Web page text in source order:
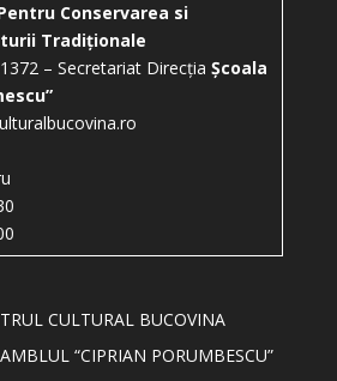
Conservarea si
Tradiționale
– Secretariat Direcția Școala
CULTURAL BUCOVINA
“CIPRIAN PORUMBESCU”